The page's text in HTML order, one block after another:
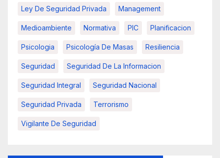
Ley De Seguridad Privada Management
Medioambiente Normativa PIC Planificacion
Psicologia Psicología De Masas Resiliencia
Seguridad Seguridad De La Informacion
Seguridad Integral Seguridad Nacional
Seguridad Privada Terrorismo
Vigilante De Seguridad